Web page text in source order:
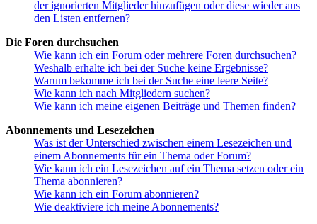
der ignorierten Mitglieder hinzufügen oder diese wieder aus
den Listen entfernen?
Die Foren durchsuchen
Wie kann ich ein Forum oder mehrere Foren durchsuchen?
Weshalb erhalte ich bei der Suche keine Ergebnisse?
Warum bekomme ich bei der Suche eine leere Seite?
Wie kann ich nach Mitgliedern suchen?
Wie kann ich meine eigenen Beiträge und Themen finden?
Abonnements und Lesezeichen
Was ist der Unterschied zwischen einem Lesezeichen und
einem Abonnements für ein Thema oder Forum?
Wie kann ich ein Lesezeichen auf ein Thema setzen oder ein
Thema abonnieren?
Wie kann ich ein Forum abonnieren?
Wie deaktiviere ich meine Abonnements?